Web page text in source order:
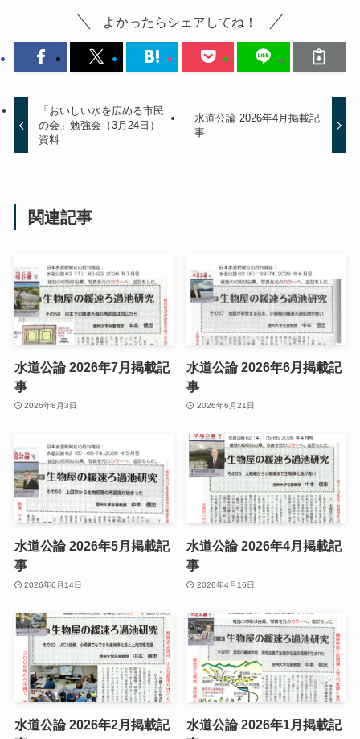
よかったらシェアしてね！
「おいしい水を広める市民
の会」勉強会（3月24日）
資料
水道公論 2026年4月掲載記
事
関連記事
水道公論 2026年7月掲載記
事
2026年8月3日
水道公論 2026年6月掲載記
事
2026年6月21日
水道公論 2026年5月掲載記
事
2026年6月14日
水道公論 2026年4月掲載記
事
2026年4月16日
水道公論 2026年2月掲載記
水道公論 2026年1月掲載記